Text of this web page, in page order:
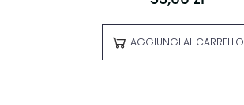
AGGIUNGI AL CARRELLO